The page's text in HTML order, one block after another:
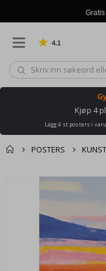
4.1
Kjøp 4
Lägg 4 st posters i
POSTERS
Andre kjøpte
produkter